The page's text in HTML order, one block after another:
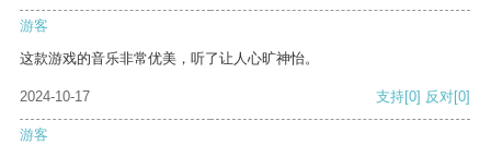
游客
这款游戏的音乐非常优美，听了让人心旷神怡。
2024-10-17 支持[0] 反对[0]
游客